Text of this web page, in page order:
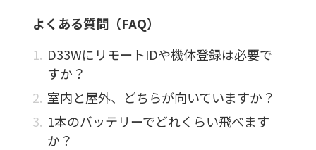
よくある質問（FAQ）
D33WにリモートIDや機体登録は必要で
すか？
室内と屋外、どちらが向いていますか？
1本のバッテリーでどれくらい飛べます
か？